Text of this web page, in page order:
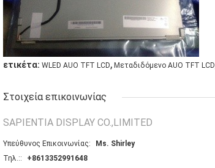
ετικέτα: WLED AUO TFT LCD, Μεταδιδόμενο AUO TFT LCD
Στοιχεία επικοινωνίας
SAPIENTIA DISPLAY CO.,LIMITED
Υπεύθυνος Επικοινωνίας:
Ms. Shirley
Τηλ.::
+8613352991648